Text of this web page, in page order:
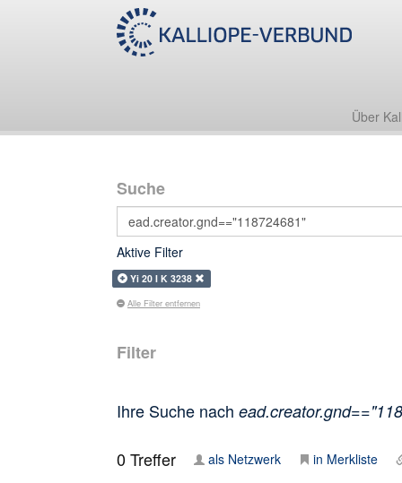
Über
Suche
Aktive Filter
Yi 20 I K 3238
Alle Filter entfernen
Filter
Ihre Suche nach
0Treffer als Netzwerk in Merkliste